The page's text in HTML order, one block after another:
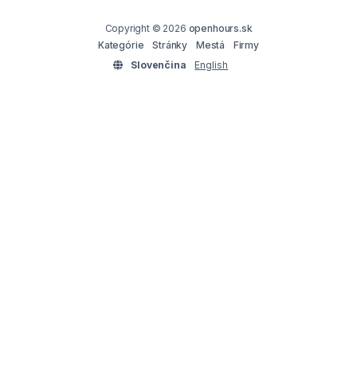
Copyright © 2026 openhours.sk
Kategórie
Stránky Mestá
Firmy
Slovenčina
English